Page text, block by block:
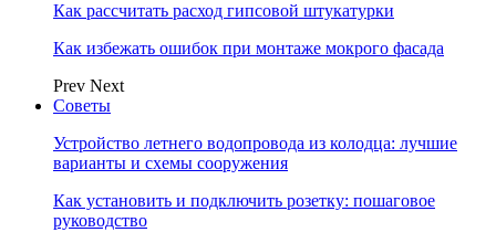
Как рассчитать расход гипсовой штукатурки
Как избежать ошибок при монтаже мокрого фасада
Prev Next
Советы
Устройство летнего водопровода из колодца: лучшие
варианты и схемы сооружения
Как установить и подключить розетку: пошаговое
руководство